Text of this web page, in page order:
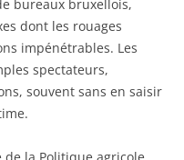
bureaux bruxellois,
dont les rouages
impénétrables. Les
spectateurs,
souvent sans en saisir